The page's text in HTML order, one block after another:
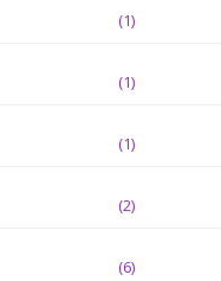
(1)
(1)
(1)
(2)
(6)